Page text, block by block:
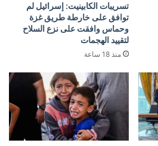
تسريبات الكابينيت: إسرائيل لم
توافق على خارطة طريق غزة
وحماس وافقت على نزع السلاح
لتقييد الهجمات
منذ 18 ساعة